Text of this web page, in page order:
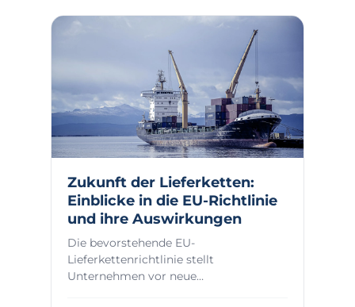
Zukunft der Lieferketten:
Einblicke in die EU-Richtlinie
und ihre Auswirkungen
Die bevorstehende EU-
Lieferkettenrichtlinie stellt
Unternehmen vor neue